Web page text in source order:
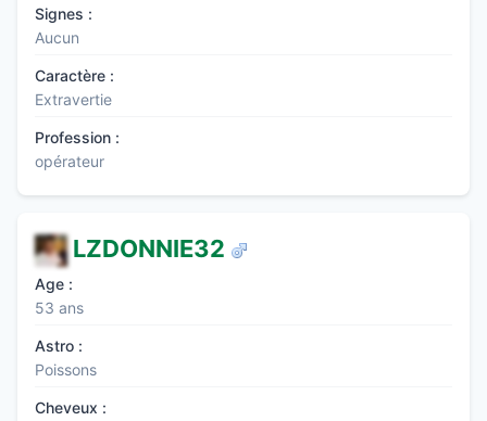
Signes :
Aucun
Caractère :
Extravertie
Profession :
opérateur
LZDONNIE32
Age :
53 ans
Astro :
Poissons
Cheveux :